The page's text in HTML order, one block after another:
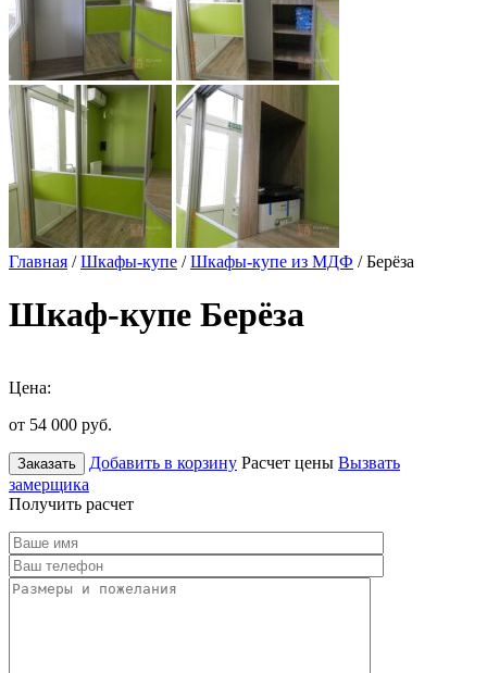
Главная /Шкафы-купе /Шкафы-купе из МДФ / Берёза
Шкаф-купе Берёза
Цена:
от 54 000 руб.
Заказать Добавить в корзину Расчет цены Вызвать
замерщика
Получить расчет